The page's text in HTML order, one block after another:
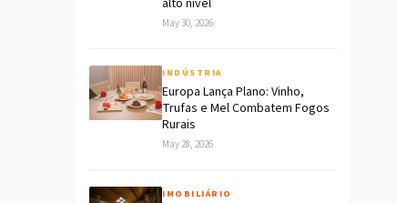
alto nível
May 30, 2026
INDÚSTRIA
Europa Lança Plano: Vinho,
Trufas e Mel Combatem Fogos
Rurais
May 28, 2026
IMOBILIÁRIO